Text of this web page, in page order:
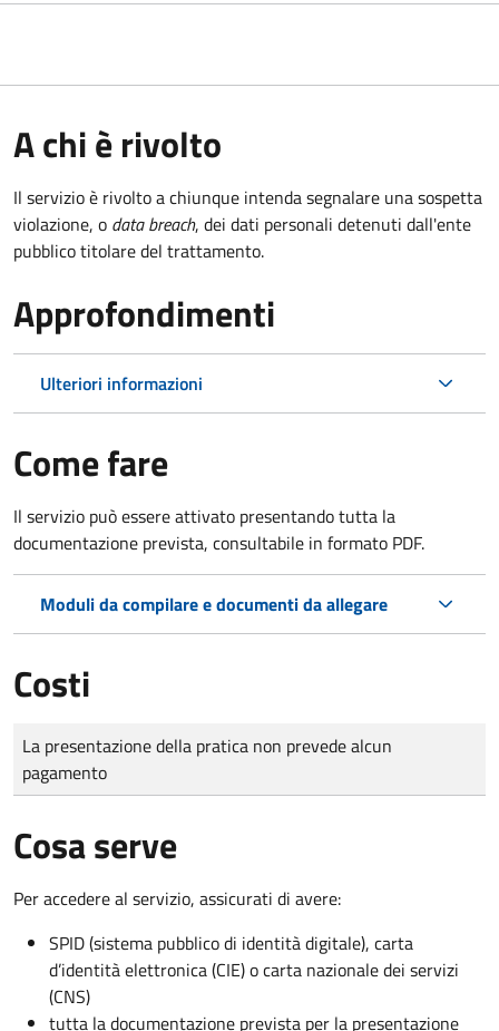
A chi è rivolto
Il servizio è rivolto a chiunque intenda segnalare una sospetta
violazione, o data breach, dei dati personali detenuti dall'ente
pubblico titolare del trattamento.
Approfondimenti
Ulteriori informazioni
Come fare
Il servizio può essere attivato presentando tutta la
documentazione prevista, consultabile in formato PDF.
Moduli da compilare e documenti da allegare
Costi
Tipo di pagamento
Importo
La presentazione della pratica non prevede alcun
pagamento
Cosa serve
Per accedere al servizio, assicurati di avere:
SPID (sistema pubblico di identità digitale), carta
d’identità elettronica (CIE) o carta nazionale dei servizi
(CNS)
tutta la documentazione prevista per la presentazione